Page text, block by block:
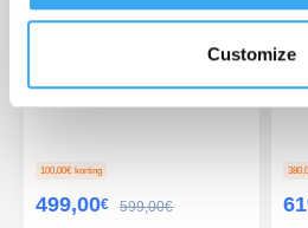
Customize
WINBOT W2 PRO OMNI
De allereerste robotraamreiniger
waaronder de mogelijkheid om
100,00€ korting
499,00€ 599,00€